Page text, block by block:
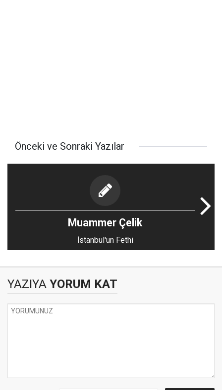
Önceki ve Sonraki Yazılar
Muammer Çelik
İstanbul'un Fethi
YAZIYA YORUM KAT